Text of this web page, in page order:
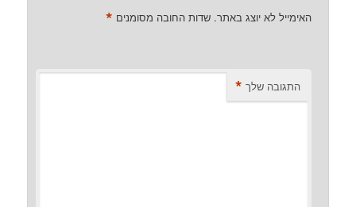
האימייל לא יוצג באתר. שדות החובה מסומנים *
התגובה שלך *